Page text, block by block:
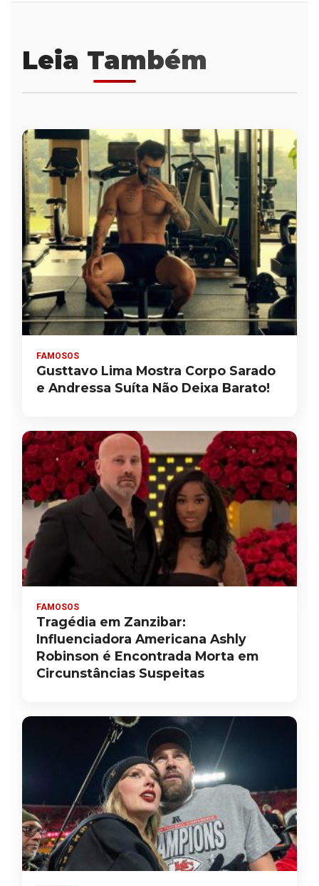
Leia Também
FAMOSOS
Gusttavo Lima Mostra Corpo Sarado
e Andressa Suíta Não Deixa Barato!
FAMOSOS
Tragédia em Zanzibar:
Influenciadora Americana Ashly
Robinson é Encontrada Morta em
Circunstâncias Suspeitas